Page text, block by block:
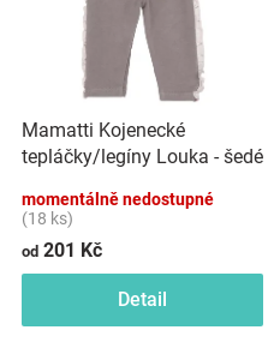
Přihlášení
Mamatti Kojenecké
tepláčky/legíny Louka - šedé
momentálně nedostupné
(18 ks)
od 201 Kč
Detail